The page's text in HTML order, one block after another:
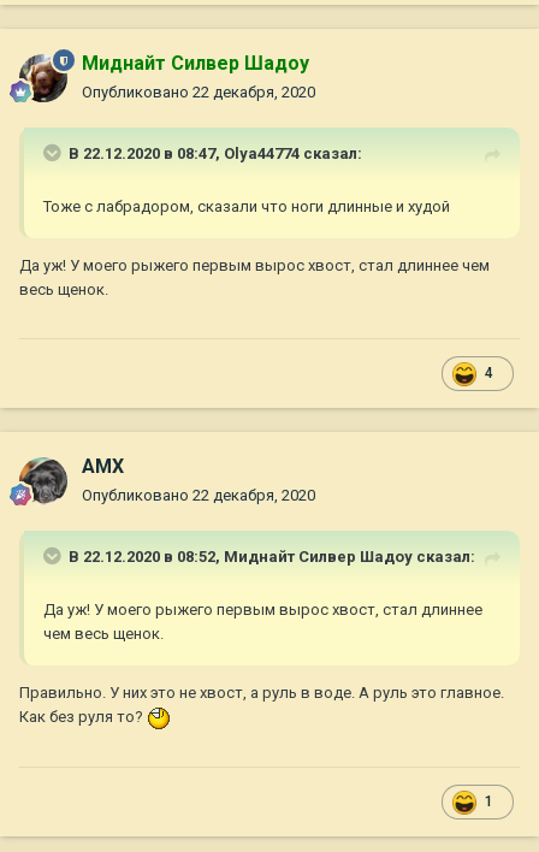
Миднайт Силвер Шадоу
Опубликовано 22 декабря, 2020
В 22.12.2020 в 08:47, Olya44774 сказал:
Тоже с лабрадором, сказали что ноги длинные и худой
Да уж! У моего рыжего первым вырос хвост, стал длиннее чем
весь щенок.
4
AMX
Опубликовано 22 декабря, 2020
В 22.12.2020 в 08:52, Миднайт Силвер Шадоу сказал:
Да уж! У моего рыжего первым вырос хвост, стал длиннее
чем весь щенок.
Правильно. У них это не хвост, а руль в воде. А руль это главное.
Как без руля то?
1